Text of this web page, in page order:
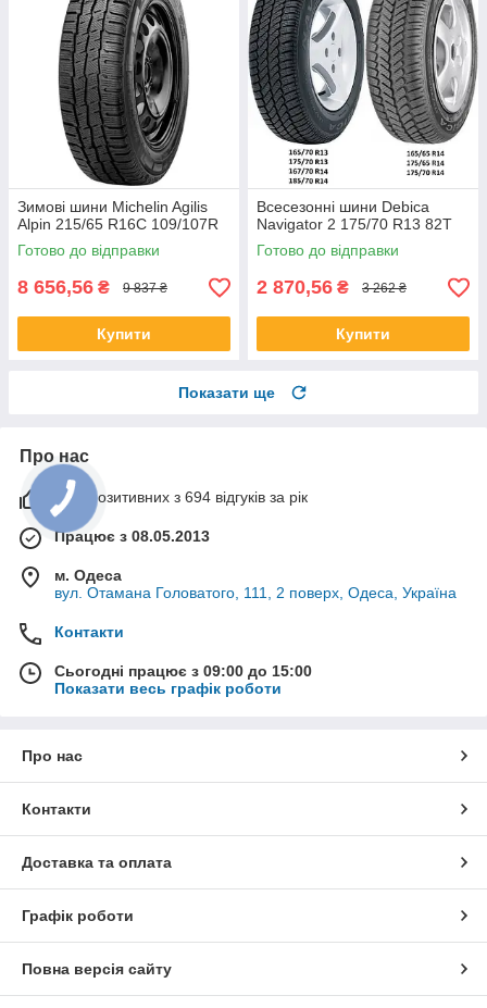
Зимові шини Michelin Agilis
Alpin 215/65 R16C 109/107R
Готово до відправки
8 656,56 ₴ 9 837 ₴
Купити
Всесезонні шини Debica
Navigator 2 175/70 R13 82T
Готово до відправки
2 870,56 ₴ 3 262 ₴
Купити
Показати ще
Про нас
99% позитивних з 694 відгуків за рік
Працює з 08.05.2013
м. Одеса
вул. Отамана Головатого, 111, 2 поверх, Одеса, Україна
Контакти
Сьогодні працює з 09:00 до 15:00
Показати весь графік роботи
Про нас
Контакти
Доставка та оплата
Графік роботи
Повна версія сайту